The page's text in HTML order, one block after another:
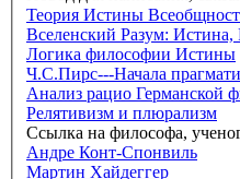
Теория Истины
Вселенский Разум:
Логика философии Истины
Ч.С.Пирс---Начала
Анализ рацио Германской
Релятивизм и плюрализм
Ссылка на философа,
Андре Конт-Спонвиль
Мартин Хайдеггер